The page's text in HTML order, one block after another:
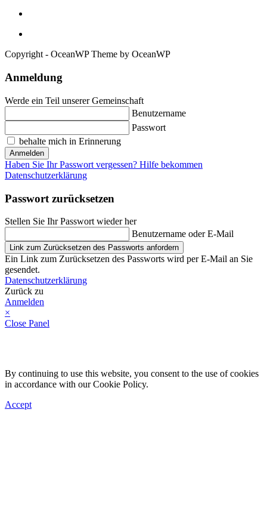
Copyright - OceanWP Theme by OceanWP
Anmeldung
Werde ein Teil unserer Gemeinschaft
Benutzername
Passwort
behalte mich in Erinnerung
Anmelden
Haben Sie Ihr Passwort vergessen? Hilfe bekommen
Datenschutzerklärung
Passwort zurücksetzen
Stellen Sie Ihr Passwort wieder her
Benutzername oder E-Mail
Link zum Zurücksetzen des Passworts anfordern
Ein Link zum Zurücksetzen des Passworts wird per E-Mail an Sie
gesendet.
Datenschutzerklärung
Zurück zu
Anmelden
×
Close Panel
By continuing to use this website, you consent to the use of cookies
in accordance with our Cookie Policy.
Accept